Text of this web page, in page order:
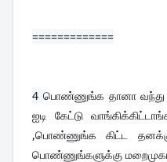
=============
4 பொண்ணுங்க தானா வந்து
ஐடி கேட்டு
,பொண்ணுங்க கிட்ட
பொண்ணுங்களுக்கு